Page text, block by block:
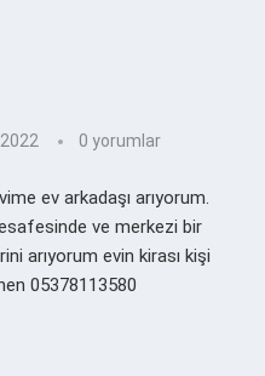
0 yorumlar
ev arkadaşı arıyorum.
ve merkezi bir
arıyorum evin kirası kişi
05378113580